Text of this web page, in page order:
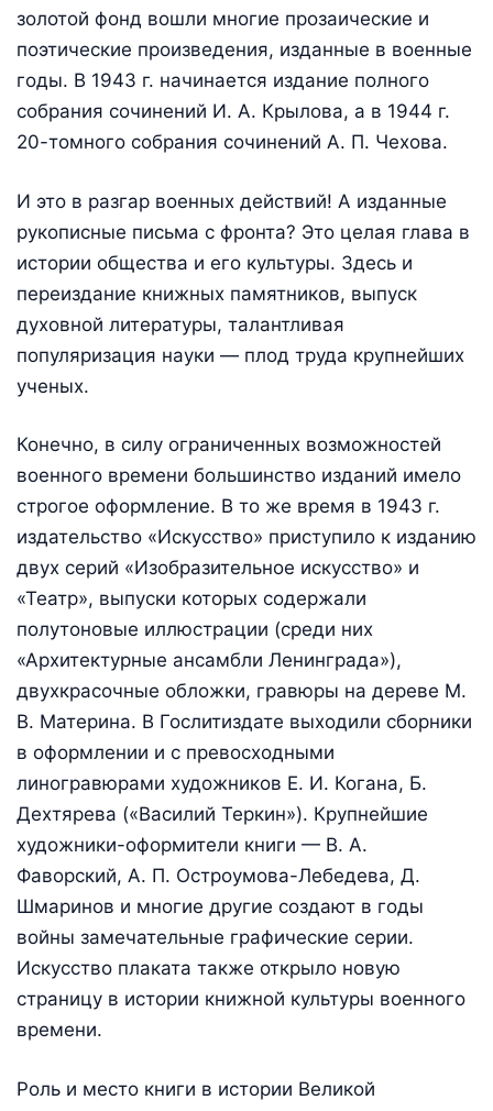
золотой фонд вошли многие прозаические и
поэтические произведения, изданные в военные
годы. В 1943 г. начинается издание полного
собрания сочинений И. А. Крылова, а в 1944 г.
20-томного собрания сочинений А. П. Чехова.
И это в разгар военных действий! А изданные
рукописные письма с фронта? Это целая глава в
истории общества и его культуры. Здесь и
переиздание книжных памятников, выпуск
духовной литературы, талантливая
популяризация науки — плод труда крупнейших
ученых.
Конечно, в силу ограниченных возможностей
военного времени большинство изданий имело
строгое оформление. В то же время в 1943 г.
издательство «Искусство» приступило к изданию
двух серий «Изобразительное искусство» и
«Театр», выпуски которых содержали
полутоновые иллюстрации (среди них
«Архитектурные ансамбли Ленинграда»),
двухкрасочные обложки, гравюры на дереве М.
В. Материна. В Гослитиздате выходили сборники
в оформлении и с превосходными
линогравюрами художников Е. И. Когана, Б.
Дехтярева («Василий Теркин»). Крупнейшие
художники-оформители книги — В. А.
Фаворский, А. П. Остроумова-Лебедева, Д.
Шмаринов и многие другие создают в годы
войны замечательные графические серии.
Искусство плаката также открыло новую
страницу в истории книжной культуры военного
времени.
Роль и место книги в истории Великой